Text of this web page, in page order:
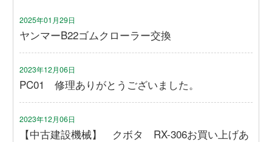
2025年01月29日
ヤンマーB22ゴムクローラー交換
2023年12月06日
PC01 修理ありがとうございました。
2023年12月06日
【中古建設機械】 クボタ RX-306お買い上げあ